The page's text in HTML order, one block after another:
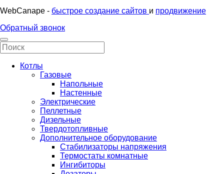
WebCanape - быстрое создание сайтов и продвижение
Обратный звонок
Котлы
Газовые
Напольные
Настенные
Электрические
Пеллетные
Дизельные
Твердотопливные
Дополнительное оборудование
Стабилизаторы напряжения
Термостаты комнатные
Ингибиторы